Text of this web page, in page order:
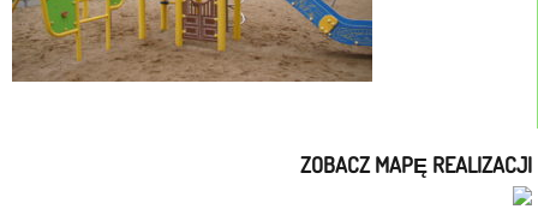
ZOBACZ MAPĘ REALIZACJI